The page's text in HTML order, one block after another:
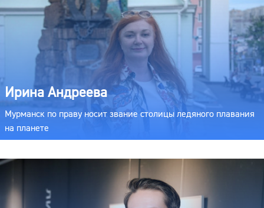
Ирина Андреева
Мурманск по праву носит звание столицы ледяного плавания
на планете